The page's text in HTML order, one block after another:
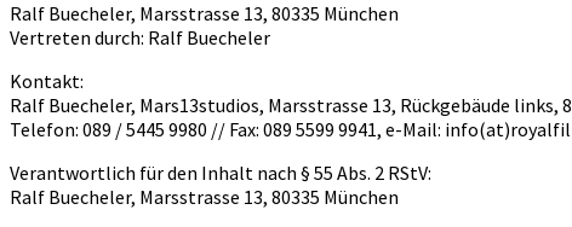
Ralf Buecheler, Marsstrasse 13, 80335 München
Vertreten durch: Ralf Buecheler
Kontakt:
Ralf Buecheler, Mars13studios, Marsstrasse 13, Rückgebäude links,
Telefon: 089 / 5445 9980 // Fax: 089 5599 9941, e-Mail:
Verantwortlich für den Inhalt nach § 55 Abs. 2 RStV:
Ralf Buecheler, Marsstrasse 13, 80335 München